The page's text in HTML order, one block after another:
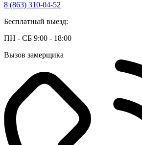
8 (863) 310-04-52
Бесплатный выезд:
ПН - СБ 9:00 - 18:00
Вызов замерщика